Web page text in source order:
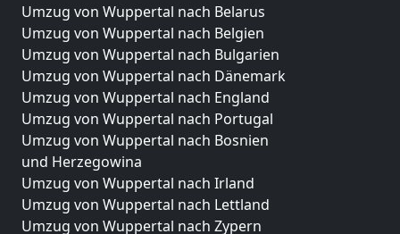
Umzug von Wuppertal nach Belarus
Umzug von Wuppertal nach Belgien
Umzug von Wuppertal nach Bulgarien
Umzug von Wuppertal nach Dänemark
Umzug von Wuppertal nach England
Umzug von Wuppertal nach Portugal
Umzug von Wuppertal nach Bosnien
und Herzegowina
Umzug von Wuppertal nach Irland
Umzug von Wuppertal nach Lettland
Umzug von Wuppertal nach Zypern